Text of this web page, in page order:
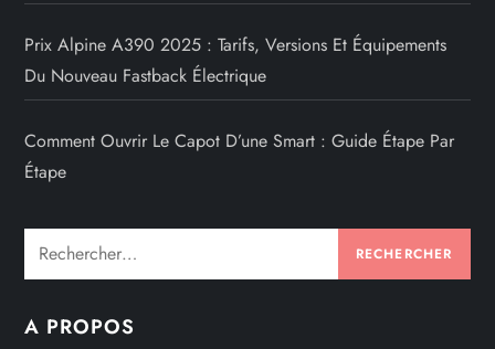
e
s
p
u
b
l
Prix Alpine A390 2025 : Tarifs, Versions Et Équipements
Du Nouveau Fastback Électrique
Comment Ouvrir Le Capot D’une Smart : Guide Étape Par
Étape
Rechercher :
A PROPOS